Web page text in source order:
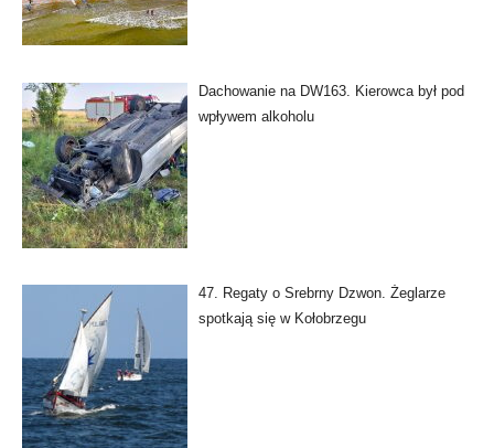
Dachowanie na DW163. Kierowca był pod
wpływem alkoholu
47. Regaty o Srebrny Dzwon. Żeglarze
spotkają się w Kołobrzegu